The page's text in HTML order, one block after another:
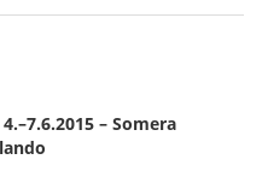
– Somera